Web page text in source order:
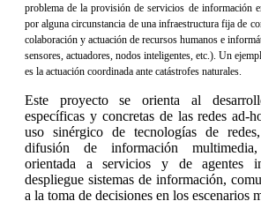
problema de la provisión de servicios de información
por alguna circunstancia de una infraestructura fija de
colaboración y actuación de recursos humanos e
sensores, actuadores, nodos inteligentes, etc.). Un
es la actuación coordinada ante catástrofes naturales.
Este proyecto se orienta al
específicas y concretas de las redes ad-
uso sinérgico de tecnologías de
difusión de información
orientada a servicios y de agentes
despliegue sistemas de información,
a la toma de decisiones en los escenarios